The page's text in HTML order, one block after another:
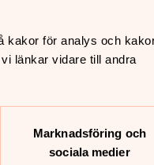
kakor för analys och
länkar vidare till andra
Marknadsföring och
sociala medier